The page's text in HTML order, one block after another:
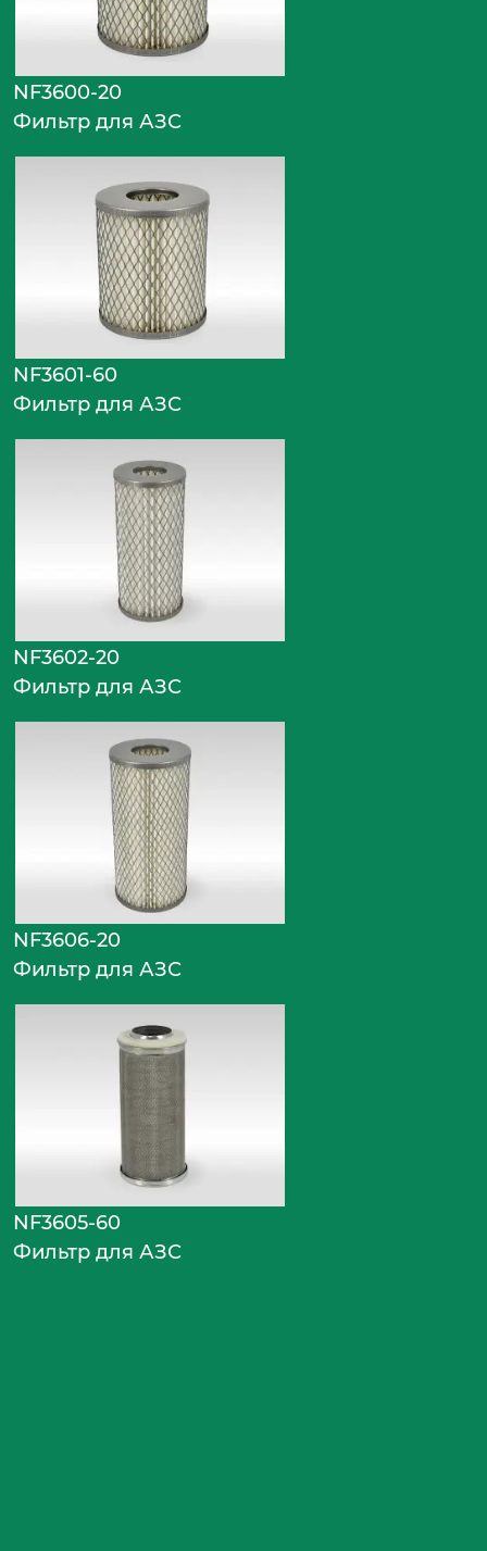
NF3600-20
Фильтр для АЗС
NF3601-60
Фильтр для АЗС
NF3602-20
Фильтр для АЗС
NF3606-20
Фильтр для АЗС
NF3605-60
Фильтр для АЗС